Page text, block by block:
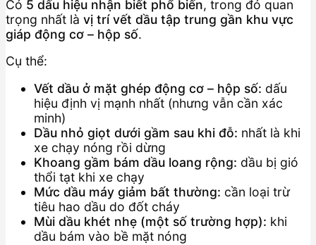
Có 5 dấu hiệu nhận biết phổ biến, trong đó quan
trọng nhất là vị trí vết dầu tập trung gần khu vực
giáp động cơ – hộp số.
Cụ thể:
Vết dầu ở mặt ghép động cơ – hộp số: dấu
hiệu định vị mạnh nhất (nhưng vẫn cần xác
minh)
Dầu nhỏ giọt dưới gầm sau khi đỗ: nhất là khi
xe chạy nóng rồi dừng
Khoang gầm bám dầu loang rộng: dầu bị gió
thổi tạt khi xe chạy
Mức dầu máy giảm bất thường: cần loại trừ
tiêu hao dầu do đốt cháy
Mùi dầu khét nhẹ (một số trường hợp): khi
dầu bám vào bề mặt nóng